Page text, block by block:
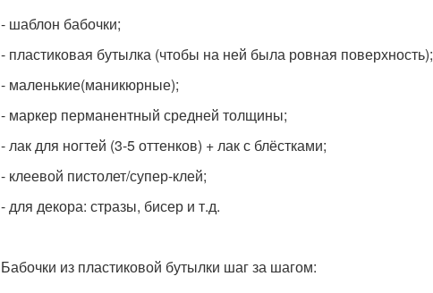
- шаблон бабочки;
- пластиковая бутылка (чтобы на ней была ровная поверхность);
- маленькие(маникюрные);
- маркер перманентный средней толщины;
- лак для ногтей (3-5 оттенков) + лак с блёстками;
- клеевой пистолет/супер-клей;
- для декора: стразы, бисер и т.д.
Бабочки из пластиковой бутылки шаг за шагом: